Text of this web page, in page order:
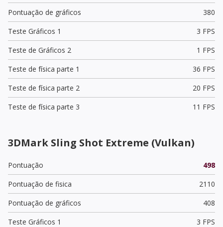
Pontuação de gráficos
380
Teste Gráficos 1
3 FPS
Teste de Gráficos 2
1 FPS
Teste de física parte 1
36 FPS
Teste de física parte 2
20 FPS
Teste de física parte 3
11 FPS
3DMark Sling Shot Extreme (Vulkan)
Pontuação
498
Pontuação de fisica
2110
Pontuação de gráficos
408
Teste Gráficos 1
3 FPS